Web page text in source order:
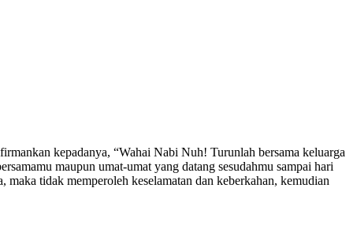
kepadanya, “Wahai Nabi Nuh! Turunlah bersama keluarga
maupun umat-umat yang datang sesudahmu sampai hari
tidak memperoleh keselamatan dan keberkahan, kemudian